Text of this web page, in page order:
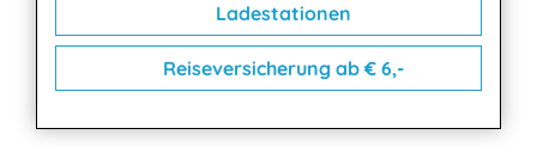
Ladestationen
Reiseversicherung ab € 6,-